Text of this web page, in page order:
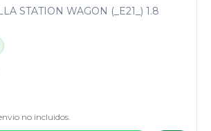
STATION WAGON (_E21_) 1.8
no incluidos.